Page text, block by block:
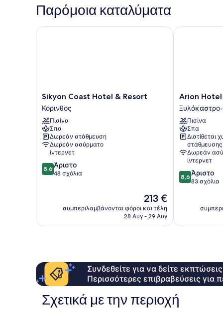
στο
Βουνό
Παρόμοια καταλύματα
Sikyon
Coast
Hotel
&
Resort
Κόρινθος
Sikyon Coast Hotel & Resort
Κόρινθος
Πισίνα
Σπα
Δωρεάν στάθμευση
Δωρεάν ασύρματο
ίντερνετ
8.6
στα
σχόλια
8,6 Άριστο
48 σχόλια
Η
τιμή
είναι
213 €
συμπεριλαμβάνονται φόροι και τέλη
28 Αυγ - 29 Αυγ
Sikyon Coast Hotel & Resort
Arion
Hotel
Ξυλόκαστρο-
Ευρωστίνα
Arion Hotel
Πισίνα
Σπα
Διατίθεται
στάθμευσης
Δωρεάν
ίντερνετ
8.6
στα
8,6 Άριστο
83 σχόλια
Arion Hotel
Συνδεθείτε για να δείτε
Περισσότερες επιβραβεύσεις για
Σχετικά με την περιοχή